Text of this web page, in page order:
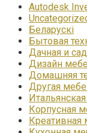
Autodesk
Беларускі
Бытовая
Дачная и
Дизайн
Домашняя
Другая
Корпусная
Креативная